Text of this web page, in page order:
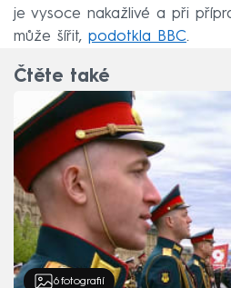
je vysoce nakažlivé a při
může šířit, podotkla BBC.
Čtěte také
6 fotografií